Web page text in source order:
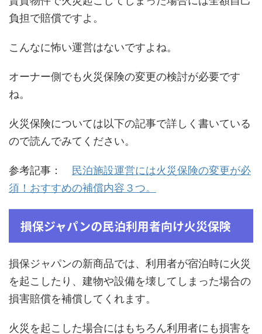
負担で賠償ですよ。
こんなに怖い運営はないですよね。
オーナー側でも火災保険の変更の検討が必要です
ね。
火災保険については以下の記事で詳しく書いている
ので読んでみてください。
参考記事： 民泊施設運営には火災保険の変更が必
須！おすすめの補償内容３つ。
損保ジャパンの民泊利用者向け火災保険
損保ジャパンの新商品では、利用者が宿泊時に火災
を起こしたり、建物や設備を壊してしまった場合の
損害賠償を補償してくれます。
火災を起こした場合にはもちろん利用者にも損害を